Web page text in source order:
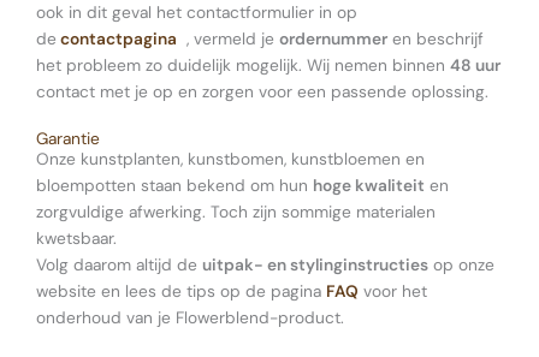
ook in dit geval het contactformulier in op
de contactpagina , vermeld je ordernummer en beschrijf
het probleem zo duidelijk mogelijk. Wij nemen binnen 48 uur
contact met je op en zorgen voor een passende oplossing.
Garantie
Onze kunstplanten, kunstbomen, kunstbloemen en
bloempotten staan bekend om hun hoge kwaliteit en
zorgvuldige afwerking. Toch zijn sommige materialen
kwetsbaar.
Volg daarom altijd de uitpak- en stylinginstructies op onze
website en lees de tips op de pagina FAQ voor het
onderhoud van je Flowerblend-product.